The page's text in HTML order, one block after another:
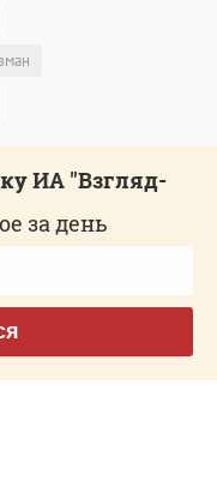
ИА "Взгляд-
за день